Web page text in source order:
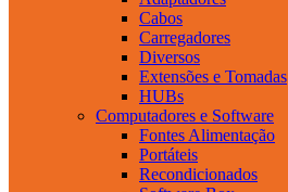
Cabos
Carregadores
Diversos
Extensões e Tomadas
HUBs
Computadores e Software
Fontes Alimentação
Portáteis
Recondicionados